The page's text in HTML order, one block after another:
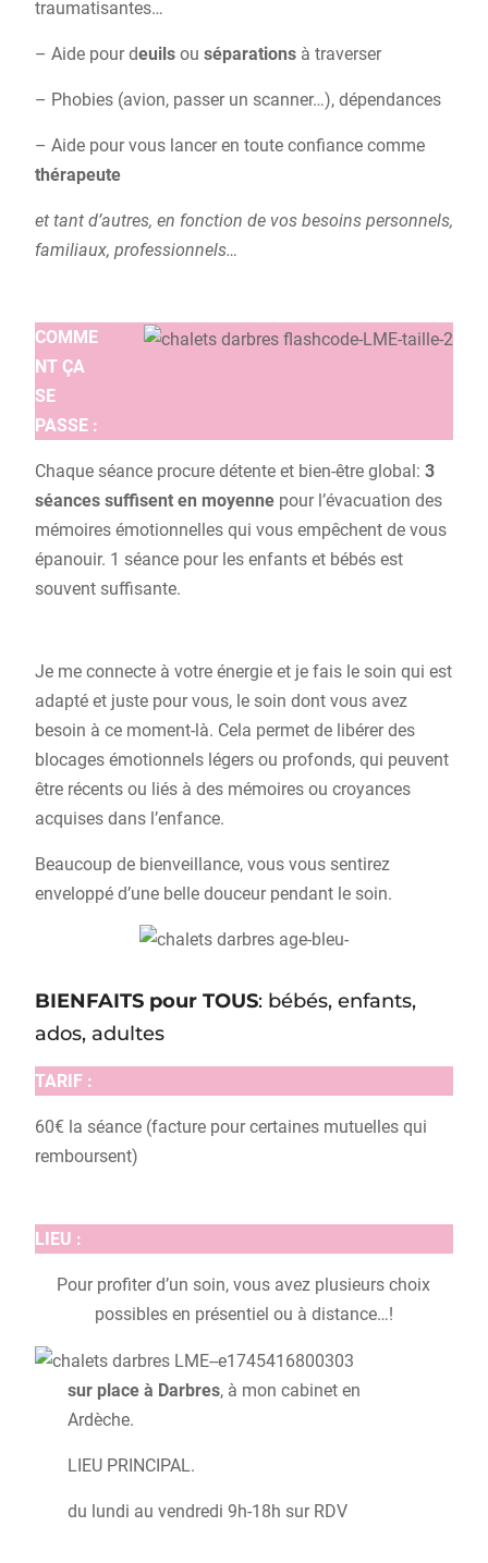
traumatisantes…
– Aide pour deuilsou séparationsà traverser
– Phobies (avion, passer un scanner…), dépendances
– Aide pour vous lancer en toute confiance comme
thérapeute
et tant d’autres, en fonction de vos besoins personnels,
familiaux, professionnels…
COMME
NT ÇA
SE
PASSE :
Chaque séance procure détente et bien-être global: 3
séances suffisent en moyennepour l’évacuation des
mémoires émotionnelles qui vous empêchent de vous
épanouir. 1 séance pour les enfants et bébés est
souvent suffisante.
Je me connecte à votre énergie et je fais le soin qui est
adapté et juste pour vous, le soin dont vous avez
besoin à ce moment-là. Cela permet de libérer des
blocages émotionnels légers ou profonds, qui peuvent
être récents ou liés à des mémoires ou croyances
acquises dans l’enfance.
Beaucoup de bienveillance, vous vous sentirez
enveloppé d’une belle douceur pendant le soin.
BIENFAITS pour TOUS: bébés, enfants,
ados, adultes
TARIF :
60€ la séance (facture pour certaines mutuelles qui
remboursent)
LIEU :
Pour profiter d’un soin, vous avez plusieurs choix
possibles en présentiel ou à distance…!
sur place à Darbres, à mon cabinet en
Ardèche.
LIEU PRINCIPAL.
du lundi au vendredi 9h-18h sur RDV